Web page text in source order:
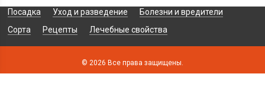
Посадка Уход и разведение
Болезни и вредители
Сорта
Рецепты Лечебные свойства
© 2026 Все права защищены.